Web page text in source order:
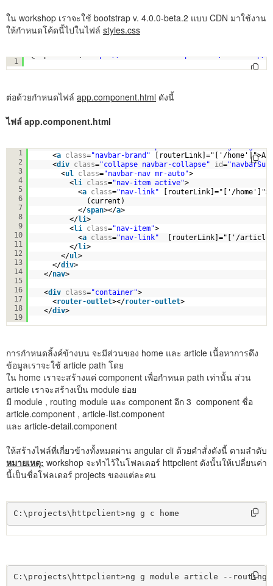
ใน workshop เราจะใช้ bootstrap v. 4.0.0-beta.2 แบบ CDN มาใช้งาน
ให้กำหนดโค้ดนี้ไปในไฟล์ styles.css
1
ต่อด้วยกำหนดไฟล์ app.component.html ดังนี้
ไฟล์ app.component.html
1
2
3
4
5
6
7
8
9
10
11
12
13
14
15
16
17
18
19
<a class="navbar-brand"
[routerLink]="['/
<div class="collapse navbar-collapse" id=
<ul class="navbar-nav mr-auto">
<li class="nav-item active">
<a class="nav-link"
[routerLink]="['/
(current)
</span></a>
</li>
<li class="nav-item">
<a class="nav-link"
[routerLink]="['/
</li>
</ul>
</div>
</nav>
<div class="container">
<router-outlet></router-outlet>
</div>
การกำหนดลิ้งค์ข้างบน จะมีส่วนของ home และ article เนื้อหาการดึง
ข้อมูลเราจะใช้ article path โดย
ใน home เราจะสร้างแค่ component เพื่อกำหนด path เท่านั้น ส่วน
article เราจะสร้างเป็น module ย่อย
มี module , routing module และ component อีก 3 component ชื่อ
article.component , article-list.component
และ article-detail.component
ให้สร้างไฟล์ที่เกี่ยวข้างทั้งหมดผ่าน angular cli ด้วยคำสั่งดังนี้ ตามลำดับ
หมายเหตุ: workshop จะทำไว้ในโฟลเดอร์ httpclient ดังนั้นให้เปลี่ยนค่า
นี้เป็นชื่อโฟลเดอร์ projects ของแต่ละคน
C:\projects\httpclient>ng g c home
C:\projects\httpclient>ng g module article --routing